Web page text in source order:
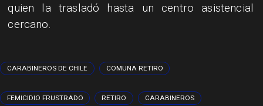
quien la trasladó hasta un centro asistencial
cercano.
CARABINEROS DE CHILE COMUNA RETIRO
FEMICIDIO FRUSTRADO RETIRO CARABINEROS